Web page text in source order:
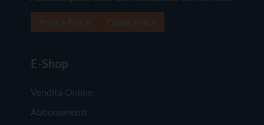
E-Shop
Vendita Online
Abbonamenti